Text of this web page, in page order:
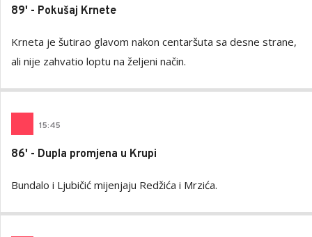
89' - Pokušaj Krnete
Krneta je šutirao glavom nakon centaršuta sa desne strane,
ali nije zahvatio loptu na željeni način.
15:45
86' - Dupla promjena u Krupi
Bundalo i Ljubičić mijenjaju Redžića i Mrzića.